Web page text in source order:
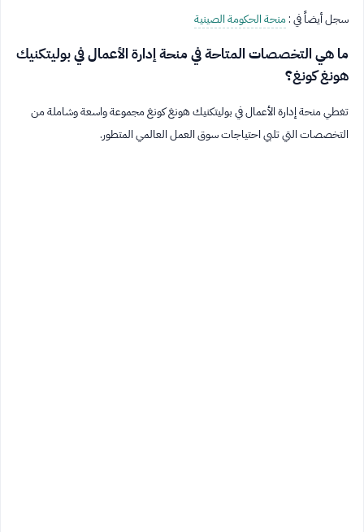
سجل أيضاً في :منحة الحكومة الصينية
ما هي التخصصات المتاحة في منحة إدارة الأعمال في بوليتكنيك
هونغ كونغ؟
تغطي منحة إدارة الأعمال في بوليتكنيك هونغ كونغ مجموعة واسعة وشاملة من
التخصصات التي تلبي احتياجات سوق العمل العالمي المتطور.